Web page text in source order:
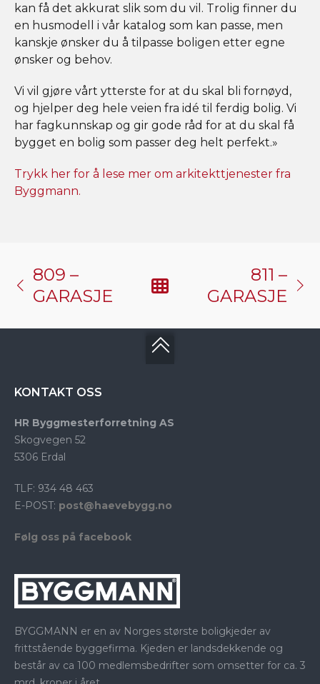
kan få det akkurat slik som du vil. Trolig finner du
en husmodell i vår katalog som kan passe, men
kanskje ønsker du å tilpasse boligen etter egne
ønsker og behov.
Vi vil gjøre vårt ytterste for at du skal bli fornøyd,
og hjelper deg hele veien fra idé til ferdig bolig. Vi
har fagkunnskap og gir gode råd for at du skal få
bygget en bolig som passer deg helt perfekt.»
Trykk her for å lese mer om arkitekttjenester fra
Byggmann.
809 –
GARASJE
811 –
GARASJE
KONTAKT OSS
HR Byggmesterforretning AS
Skogvegen 52
5306 Erdal
TLF: 934 48 463
E-POST: post@haevebygg.no
Følg oss på facebook
BYGGMANN er en av Norges største boligkjeder av
frittstående byggefirma. Kjeden er landsdekkende og
består av ca 100 medlemsbedrifter som omsetter for ca. 3